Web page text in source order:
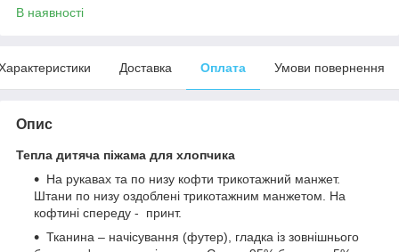
В наявності
Доставка Оплата Умови повернення
Опис
Тепла дитяча піжама для хлопчика
На рукавах та по низу кофти трикотажний манжет.
Штани по низу оздоблені трикотажним манжетом. На
кофтині спереду - принт.
Тканина – начісування (футер), гладка із зовнішнього